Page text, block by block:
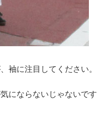
袖に注目してください。
にならないじゃないです